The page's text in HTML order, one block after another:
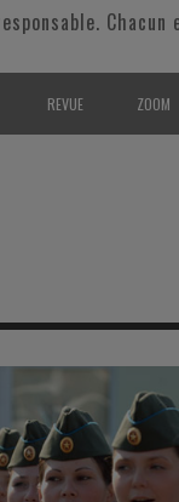
/ AUTONOMY / SPORT
REVUE ZOOM
LE
L’ŒIL